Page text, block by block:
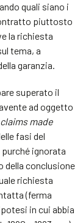
quali siano i
piuttosto
la richiesta
tema, a
garanzia.
superato il
ad oggetto
claims made
fasi del
ignorata
della conclusione
richiesta
(ferma
in cui abbia